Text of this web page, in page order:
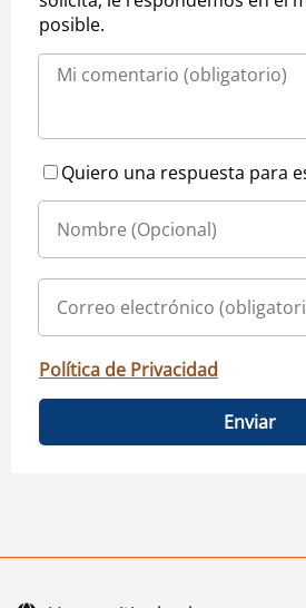
posible.
Quiero una respuesta para
Política de Privacidad
Enviar